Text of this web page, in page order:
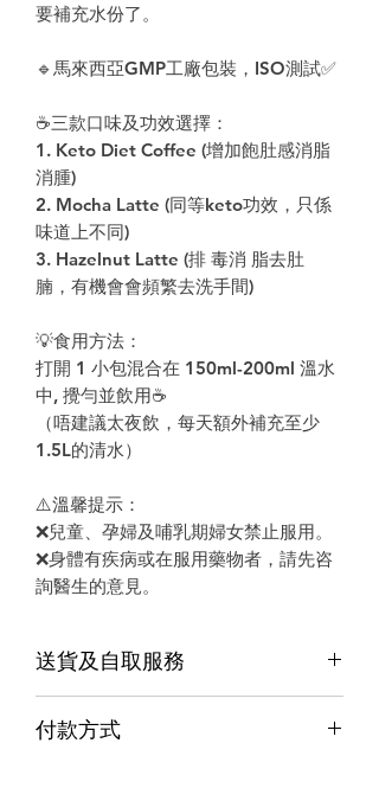
要補充水份了。
🔹馬來西亞GMP工廠包裝，ISO測試✅
☕三款口味及功效選擇：
1. Keto Diet Coffee (增加飽肚感消脂
消腫)
2. Mocha Latte (同等keto功效，只係
味道上不同)
3. Hazelnut Latte (排 毒消 脂去肚
腩，有機會會頻繁去洗手間)
💡食用方法：
打開 1 小包混合在 150ml-200ml 溫水
中, 攪勻並飲用☕
（唔建議太夜飲，每天額外補充至少
1.5L的清水）
⚠️溫馨提示：
❌兒童、孕婦及哺乳期婦女禁止服用。
❌身體有疾病或在服用藥物者，請先咨
詢醫生的意見。
送貨及自取服務
付款方式